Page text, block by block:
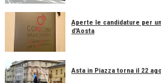
Aperte le candidature per
d'Aosta
Asta in Piazza torna il 22